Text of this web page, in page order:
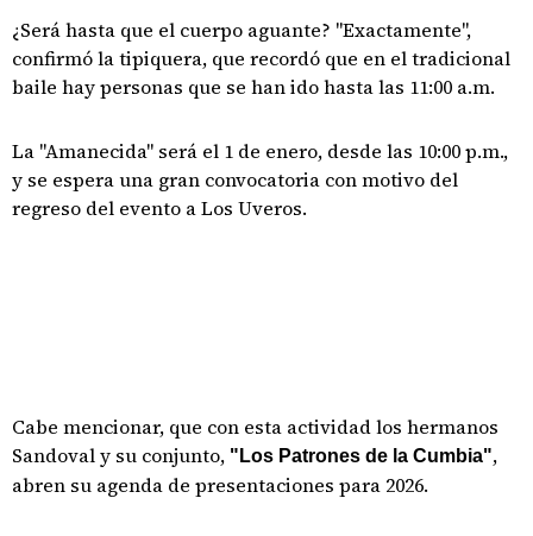
¿Será hasta que el cuerpo aguante? "Exactamente",
confirmó la tipiquera, que recordó que en el tradicional
baile hay personas que se han ido hasta las 11:00 a.m.
La "Amanecida" será el 1 de enero, desde las 10:00 p.m.,
y se espera una gran convocatoria con motivo del
regreso del evento a Los Uveros.
Cabe mencionar, que con esta actividad los hermanos
Sandoval y su conjunto, "Los Patrones de la Cumbia",
abren su agenda de presentaciones para 2026.